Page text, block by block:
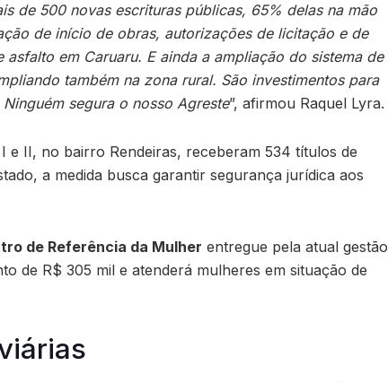
de 500 novas escrituras públicas, 65% delas na mão
de início de obras, autorizações de licitação e de
em Caruaru. E ainda a ampliação do sistema de
também na zona rural. São investimentos para
segura o nosso Agreste”, afirmou Raquel Lyra.
e II, no bairro Rendeiras, receberam 534 títulos de
a medida busca garantir segurança jurídica aos
de Referência da Mulher entregue pela atual gestão
de R$ 305 mil e atenderá mulheres em situação de